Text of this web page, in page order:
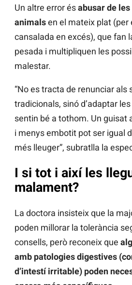
Un altre error ésabusar de
animalsen el mateix plat (per
cansalada en excés), que fan
pesada i multipliquen les
malestar.
“No es tracta de renunciar als
tradicionals, sinó d’adaptar
sentin bé a tothom. Un guisat
i menys embotit pot ser igual
més lleuger”, subratlla la
I si tot i així les
malament?
La doctora insisteix que la
poden millorar la tolerància
consells, però reconeix que
amb patologies digestives
d’intestí irritable) poden